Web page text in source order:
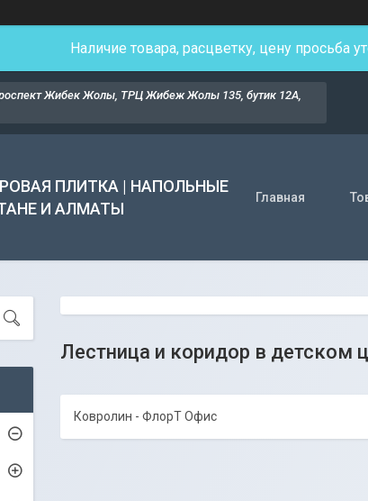
Наличие товара, расцветку, цену просьба
Жибек Жолы, ТРЦ Жибеж Жолы 135, бутик 12А,
ПЛИТКА | НАПОЛЬНЫЕ
И АЛМАТЫ
Главная
Лестница и коридор в детском
Ковролин - ФлорТ Офис